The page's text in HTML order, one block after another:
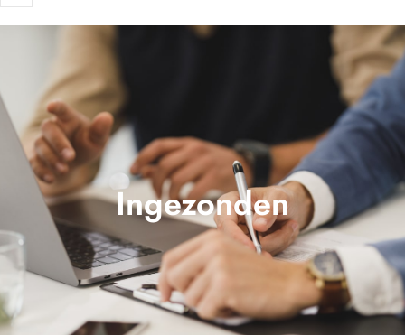
Ingezonden